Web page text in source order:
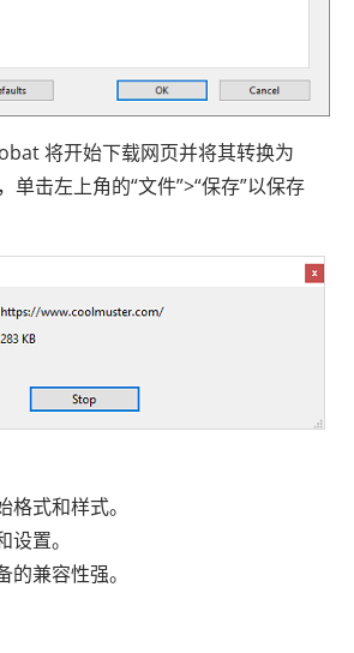
将开始下载网页并将其转换为
单击左上角的“文件”>“保存”以保存
式和样式。
置。
的兼容性强。